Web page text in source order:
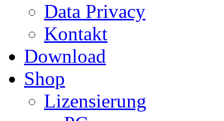
Data Privacy
Kontakt
Download
Shop
Lizensierung